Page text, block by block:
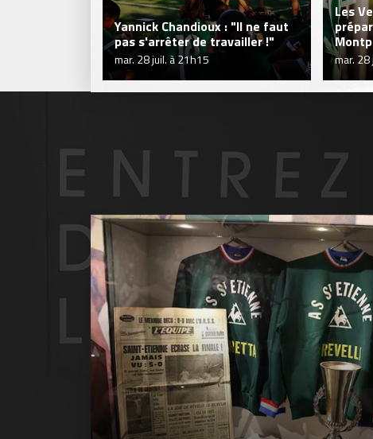
Yannick Chandioux : "Il ne faut
pas s'arrêter de travailler !"
mar. 28 juil. à 21h15
Les
mar.